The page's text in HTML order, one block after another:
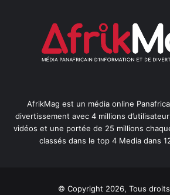
AfrikMag est un média online
divertissement avec 4 millions
vidéos et une portée de 25 millions
classés dans le top 4 Media dans
© Copyright 2026, Tous